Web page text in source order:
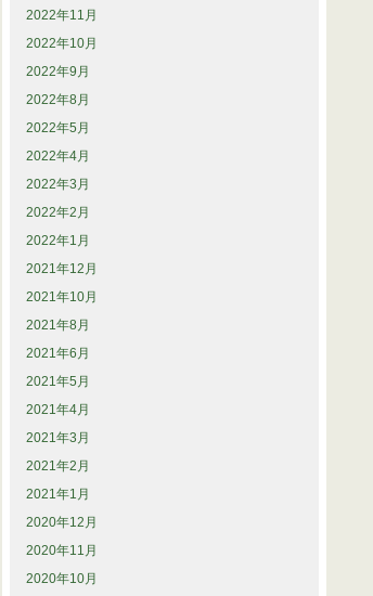
2022年11月
2022年10月
2022年9月
2022年8月
2022年5月
2022年4月
2022年3月
2022年2月
2022年1月
2021年12月
2021年10月
2021年8月
2021年6月
2021年5月
2021年4月
2021年3月
2021年2月
2021年1月
2020年12月
2020年11月
2020年10月